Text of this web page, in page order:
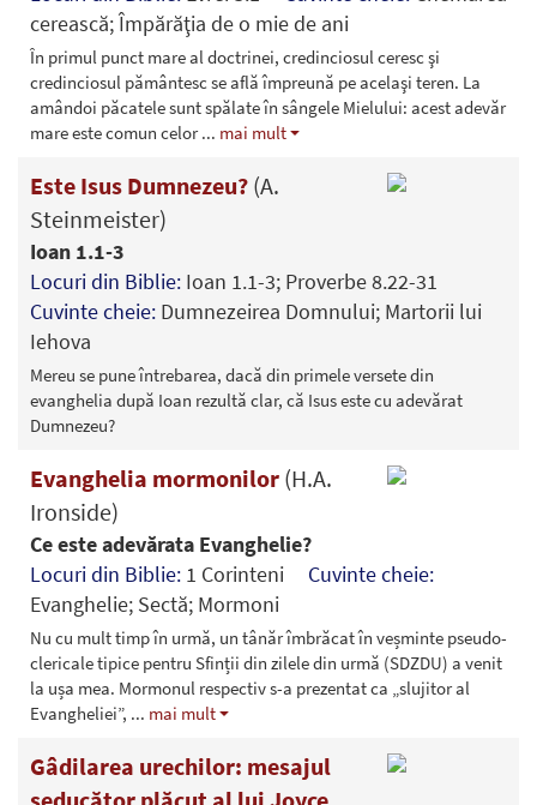
cerească; Împărăţia de o mie de ani
În primul punct mare al doctrinei, credinciosul ceresc şi
credinciosul pământesc se află împreună pe acelaşi teren. La
amândoi păcatele sunt spălate în sângele Mielului: acest adevăr
mare este comun celor... mai mult
Este Isus Dumnezeu? (A.
Steinmeister)
Ioan 1.1-3
Locuri din Biblie: Ioan 1.1-3; Proverbe 8.22-31
Cuvinte cheie: Dumnezeirea Domnului; Martorii lui
Iehova
Mereu se pune întrebarea, dacă din primele versete din
evanghelia după Ioan rezultă clar, că Isus este cu adevărat
Dumnezeu?
Evanghelia mormonilor (H.A.
Ironside)
Ce este adevărata Evanghelie?
Locuri din Biblie: 1 Corinteni Cuvinte cheie:
Evanghelie; Sectă; Mormoni
Nu cu mult timp în urmă, un tânăr îmbrăcat în veșminte pseudo-
clericale tipice pentru Sfinții din zilele din urmă (SDZDU) a venit
la ușa mea. Mormonul respectiv s-a prezentat ca „slujitor al
Evangheliei”, ... mai mult
Gâdilarea urechilor: mesajul